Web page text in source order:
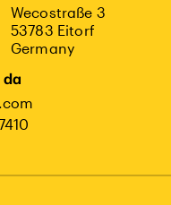
Wecostraße 3
53783 Eitorf
Germany
da